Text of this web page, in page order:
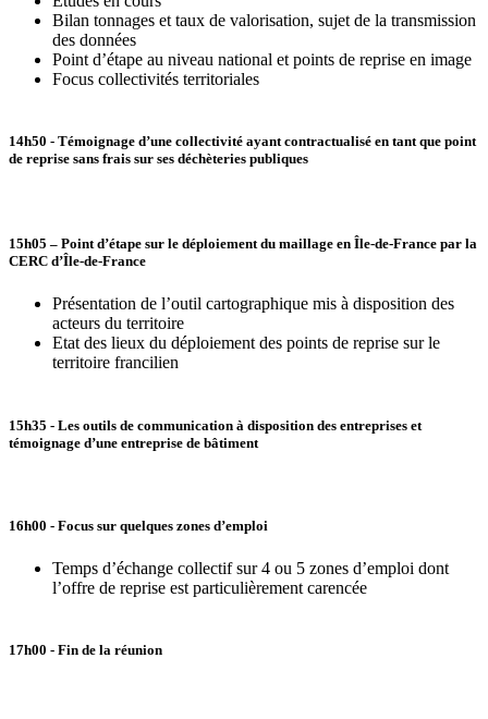
Bilan tonnages et taux de valorisation, sujet de la transmission
des données
Point d’étape au niveau national et points de reprise en image
Focus collectivités territoriales
14h50 - Témoignage d’une collectivité ayant contractualisé en tant que point
de reprise sans frais sur ses déchèteries publiques
15h05 – Point d’étape sur le déploiement du maillage en Île-de-France par la
CERC d’Île-de-France
Présentation de l’outil cartographique mis à disposition des
acteurs du territoire
Etat des lieux du déploiement des points de reprise sur le
territoire francilien
15h35 - Les outils de communication à disposition des entreprises et
témoignage d’une entreprise de bâtiment
16h00 - Focus sur quelques zones d’emploi
Temps d’échange collectif sur 4 ou 5 zones d’emploi dont
l’offre de reprise est particulièrement carencée
17h00 - Fin de la réunion